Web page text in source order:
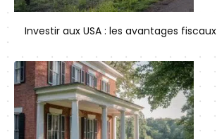
Investir aux USA : les avantages fiscaux